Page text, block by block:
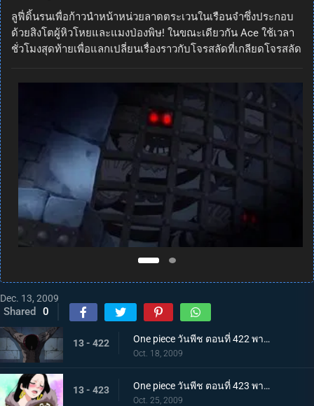
ลูฟี่ดิ้นรนเพื่อก้าวนำหน้าหน่วยลาดตระเวนในเรือนจำซึ่งประกอบ
ด้วยสิงโตผู้หิวโหยและแมงป่องพิษ! ในขณะเดียวกัน Ace ใช้เวลา
ชั่วโมงสุดท้ายเพื่อแลกเปลี่ยนเรื่องราวกับโจรสลัดที่เกลียดโจรสลัด
Dec. 13, 2009
Shared 0
13 - 422 One piece วันพีช ตอนที่ 422 พากย์ไทย การบุกที่เสี่ยงด้วยชีวิต! คุกนรกใต้สมุทรอิมเพลดาวน์
Oct. 18, 2009
13 - 423 One piece วันพีช ตอนที่ 423 พากย์ไทย พบกันอีกครั้งในนรก!? ผู้มีพลังผลบาระบาระ!
Oct. 25, 2009